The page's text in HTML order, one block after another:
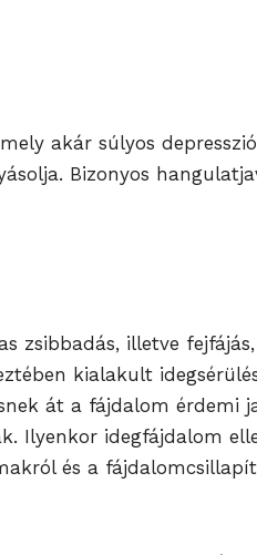
akár súlyos
Bizonyos
illetve fejfájás,
kialakult
át a fájdalom érdemi
Ilyenkor idegfájdalom
és a